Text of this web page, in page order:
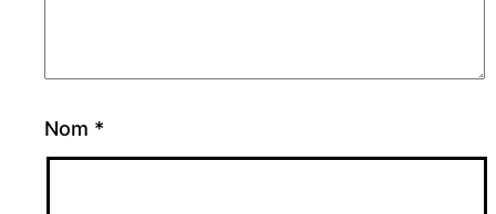
Nom *